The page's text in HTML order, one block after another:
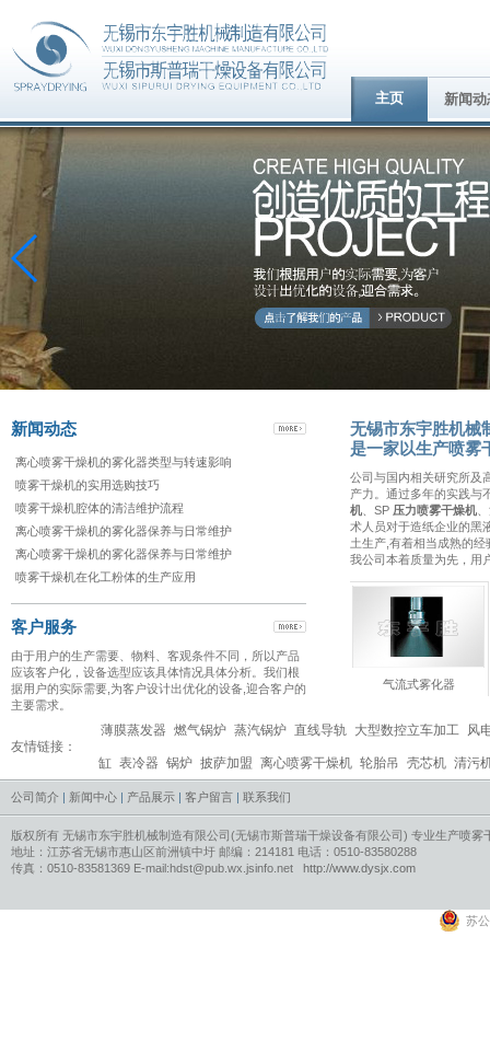
主页 新闻动
新闻动态
离心喷雾干燥机的雾化器类型与转速影响
喷雾干燥机的实用选购技巧
喷雾干燥机腔体的清洁维护流程
离心喷雾干燥机的雾化器保养与日常维护
离心喷雾干燥机的雾化器保养与日常维护
喷雾干燥机在化工粉体的生产应用
客户服务
由于用户的生产需要、物料、客观条件不同，所以产品
应该客户化，设备选型应该具体情况具体分析。我们根
据用户的实际需要,为客户设计出优化的设备,迎合客户的
主要需求。
无锡市东宇胜机械
是一家以生产喷雾
公司与国内相关研究所及
产力。通过多年的实践与
机 、SP 压力喷雾干燥机
术人员对于造纸企业的黑
土生产,有着相当成熟的
我公司本着质量为先，用
高速离心雾化器 压力式雾化器 气流式雾化器
友情链接：
薄膜蒸发器 燃气锅炉 蒸汽锅炉 直线导轨 大型数控立车加工 风
缸 表冷器 锅炉 披萨加盟 离心喷雾干燥机 轮胎吊 壳芯机 清污
公司简介 | 新闻中心 | 产品展示 | 客户留言 | 联系我们
版权所有 无锡市东宇胜机械制造有限公司(无锡市斯普瑞干燥设备有限公司) 专业生产喷雾
地址：江苏省无锡市惠山区前洲镇中圩 邮编：214181 电话：0510-83580288
传真：0510-83581369 E-mail:hdst@pub.wx.jsinfo.net http://www.dysjx.com
苏